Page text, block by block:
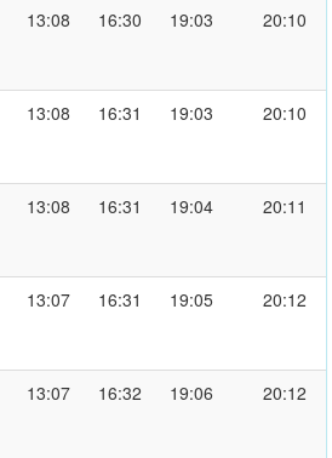
13:08 16:30 19:03 20:10
13:08 16:31 19:03 20:10
13:08 16:31 19:04 20:11
13:07 16:31 19:05 20:12
13:07 16:32 19:06 20:12